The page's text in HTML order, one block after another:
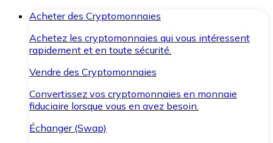
Acheter des Cryptomonnaies
Achetez les cryptomonnaies qui vous intéressent
rapidement et en toute sécurité.
Vendre des Cryptomonnaies
Convertissez vos cryptomonnaies en monnaie
fiduciaire lorsque vous en avez besoin.
Échanger (Swap)